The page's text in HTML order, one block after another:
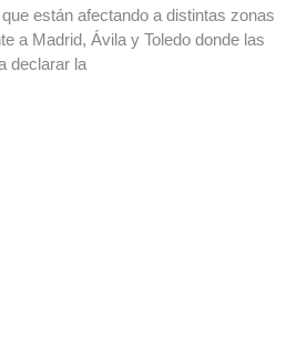
están afectando a distintas zonas
a Madrid, Ávila y Toledo donde las
declarar la